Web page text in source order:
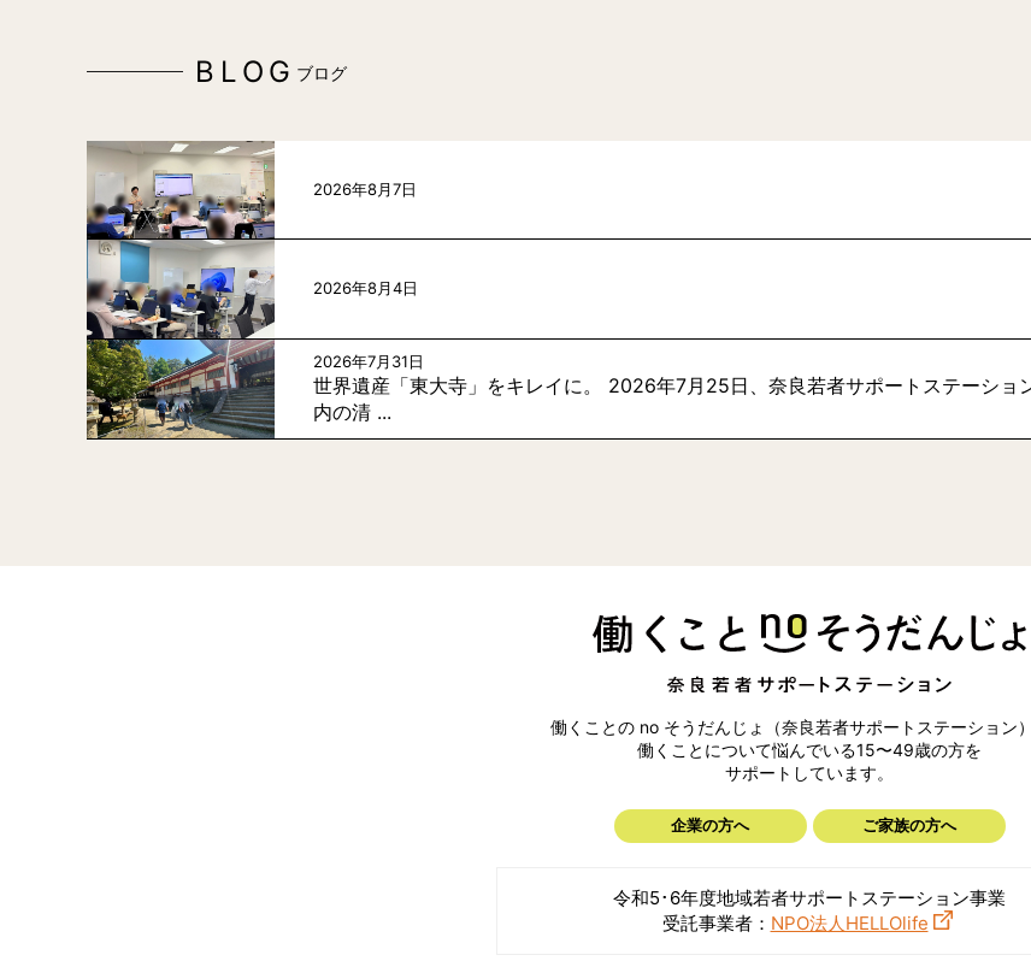
BLOG ブログ
2026年8月7日
2026年8月4日
2026年7月31日
世界遺産「東大寺」をキレイに。 2026年7月25日、奈良若者サポートステーショ
内の清 ...
働くことの no そうだんじょ（奈良若者サポートステーション）
働くことについて悩んでいる15〜49歳の方を
サポートしています。
企業の方へ ご家族の方へ
令和5･6年度地域若者サポートステーション事業
受託事業者： NPO法人HELLOlife